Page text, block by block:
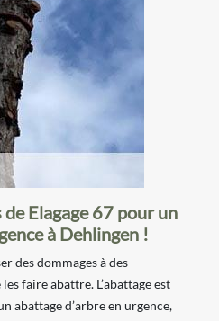
Elagage 67 pour un
à Dehlingen !
des dommages à des
faire abattre. L’abattage est
abattage d’arbre en urgence,